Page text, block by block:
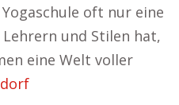
oft nur eine
und Stilen hat,
eine Welt voller